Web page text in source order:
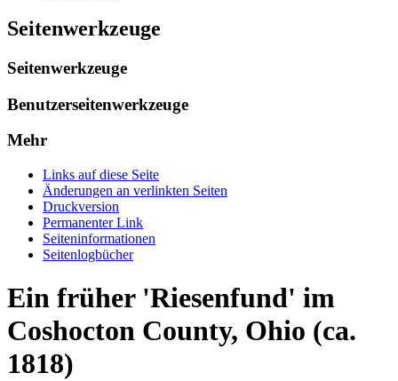
Seitenwerkzeuge
Seitenwerkzeuge
Benutzerseitenwerkzeuge
Mehr
Links auf diese Seite
Änderungen an verlinkten Seiten
Druckversion
Permanenter Link
Seiten­informationen
Seitenlogbücher
Ein früher 'Riesenfund' im
Coshocton County, Ohio (ca.
1818)